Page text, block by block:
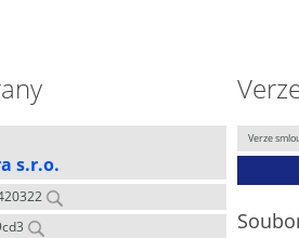
s.r.o.
Verze